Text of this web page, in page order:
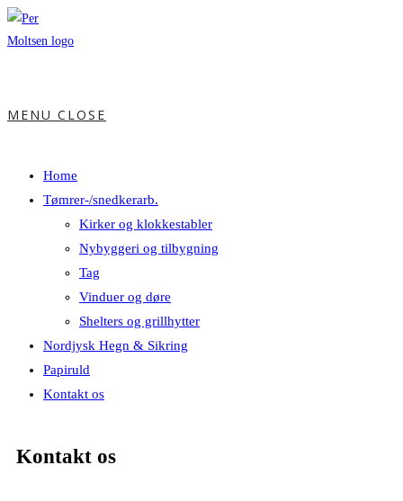
MENU CLOSE
Home
Tømrer-/snedkerarb.
Kirker og klokkestabler
Nybyggeri og tilbygning
Tag
Vinduer og døre
Shelters og grillhytter
Nordjysk Hegn & Sikring
Papiruld
Kontakt os
Kontakt os